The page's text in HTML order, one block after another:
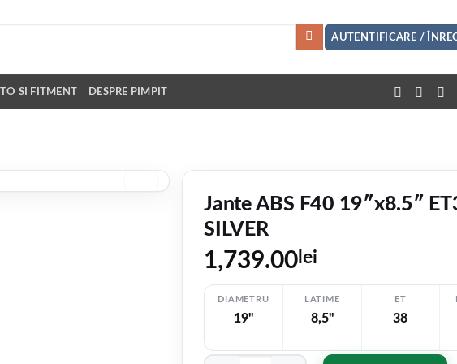
AUTENTIFICARE /
SI FITMENT DESPRE PIMPIT
Jante ABS F40 19″x8.5″
SILVER
1,739.00 lei
DIAMETRU
19"
LATIME
8,5"
ET
38